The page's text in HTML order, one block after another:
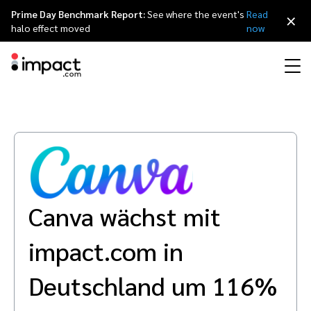
Partnermanagement-Plattform impact.com bietet eine All-in-One
Lösung
Discover & Recruit
Protect & Monitor
Creator
Finde, manage und analysiere Creator-Partnerschaften
Influencer Marketing
Marketing für Ihr Weiterempfehlungsprogramm
Mobile Partnerschaften
Business Development
Affiliate-Partner
Influencer Partners
Mobile App Partner
Publisher und Media Groups Partner
Agenturverzeichnis
Tech-Partner directory
Referral-Partnerschaften
Customer Stories
Partnership Economy
Veranstaltungen
Partnerships Experience (iPX) Ereignis
Karriere
Pressemeldungen
日本語
Français
English
Prime Day Benchmark Report:See where the event's
halo effect moved
Read
now
×
Canva wächst mit
impact.com in
Deutschland um 116%